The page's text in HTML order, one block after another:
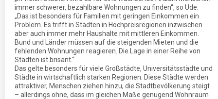
immer schwerer, bezahlbare Wohnungen zu finden“, so Ude:
„Das ist besonders für Familien mit geringen Einkommen ein
Problem. Es trifft in Städten in Hochpreisregionen inzwischen
aber auch immer mehr Haushalte mit mittleren Einkommen.
Bund und Länder müssen auf die steigenden Mieten und die
fehlenden Wohnungen reagieren. Die Lage in einer Reihe von
Städten ist brisant.“
Das gelte besonders für viele Großstädte, Universitätsstädte und
Städte in wirtschaftlich starken Regionen. Diese Städte werden
attraktiver, Menschen ziehen hinzu, die Stadtbevölkerung steigt
– allerdings ohne, dass im gleichen Maße genügend Wohnraum